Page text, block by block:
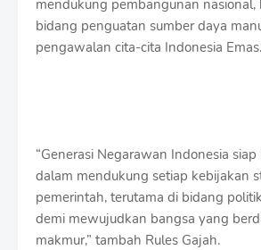
mendukung pembangunan nasional,
bidang penguatan sumber daya
pengawalan cita-cita Indonesia Emas.
“Generasi Negarawan Indonesia
dalam mendukung setiap kebijakan
pemerintah, terutama di bidang
demi mewujudkan bangsa yang
makmur,” tambah Rules Gajah.